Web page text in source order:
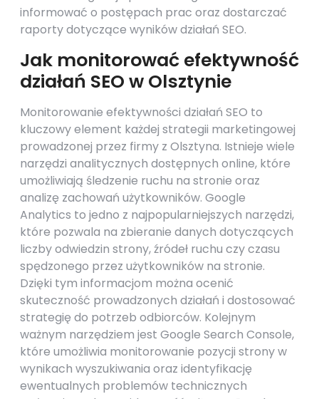
informować o postępach prac oraz dostarczać
raporty dotyczące wyników działań SEO.
Jak monitorować efektywność
działań SEO w Olsztynie
Monitorowanie efektywności działań SEO to
kluczowy element każdej strategii marketingowej
prowadzonej przez firmy z Olsztyna. Istnieje wiele
narzędzi analitycznych dostępnych online, które
umożliwiają śledzenie ruchu na stronie oraz
analizę zachowań użytkowników. Google
Analytics to jedno z najpopularniejszych narzędzi,
które pozwala na zbieranie danych dotyczących
liczby odwiedzin strony, źródeł ruchu czy czasu
spędzonego przez użytkowników na stronie.
Dzięki tym informacjom można ocenić
skuteczność prowadzonych działań i dostosować
strategię do potrzeb odbiorców. Kolejnym
ważnym narzędziem jest Google Search Console,
które umożliwia monitorowanie pozycji strony w
wynikach wyszukiwania oraz identyfikację
ewentualnych problemów technicznych